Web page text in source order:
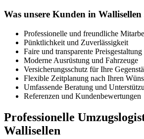
Was unsere Kunden in Wallisellen
Professionelle und freundliche
Pünktlichkeit und Zuverlässigkeit
Faire und transparente Preisgestaltung
Moderne Ausrüstung und Fahrzeuge
Versicherungsschutz für Ihre
Flexible Zeitplanung nach Ihren
Umfassende Beratung und
Referenzen und Kundenbewertungen
Professionelle
Wallisellen